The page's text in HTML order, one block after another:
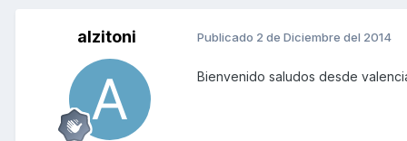
alzitoni Publicado 2 de Diciembre del 2014
Bienvenido saludos desde